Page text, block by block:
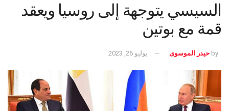
السيسي يتوجهة إلى روسيا ويعقد
قمة مع بوتين
by حيدر الموسوى يوليو 26, 2023